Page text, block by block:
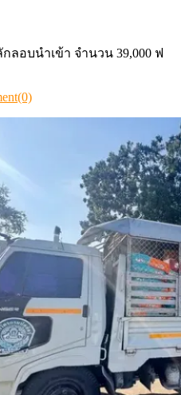
ลอบนำเข้า จำนวน 39,000 ฟ